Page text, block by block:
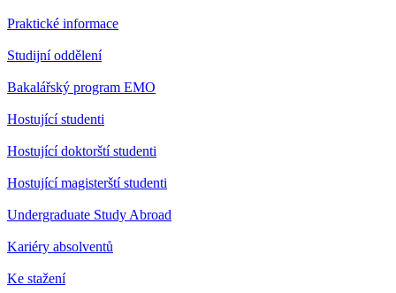
Praktické informace
Studijní oddělení
Bakalářský program EMO
Hostující studenti
Hostující doktorští studenti
Hostující magisterští studenti
Undergraduate Study Abroad
Kariéry absolventů
Ke stažení